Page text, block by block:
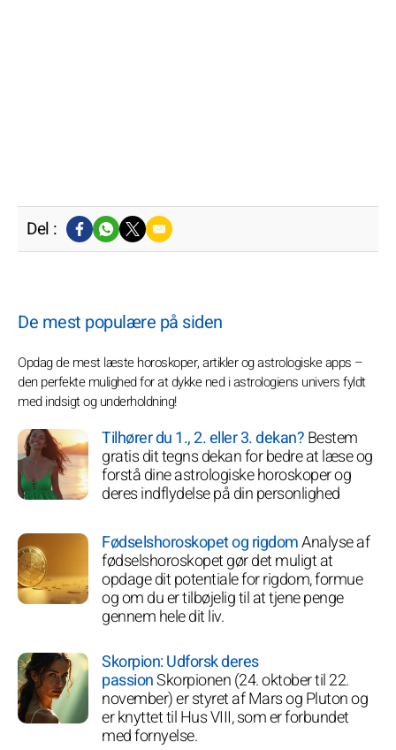
Del :
De mest populære på siden
Opdag de mest læste horoskoper, artikler og astrologiske apps –
den perfekte mulighed for at dykke ned i astrologiens univers fyldt
med indsigt og underholdning!
Tilhører du 1., 2. eller 3. dekan?Bestem
gratis dit tegns dekan for bedre at læse og
forstå dine astrologiske horoskoper og
deres indflydelse på din personlighed
Fødselshoroskopet og rigdomAnalyse af
fødselshoroskopet gør det muligt at
opdage dit potentiale for rigdom, formue
og om du er tilbøjelig til at tjene penge
gennem hele dit liv.
Skorpion: Udforsk deres
passionSkorpionen (24. oktober til 22.
november) er styret af Mars og Pluton og
er knyttet til Hus VIII, som er forbundet
med fornyelse.